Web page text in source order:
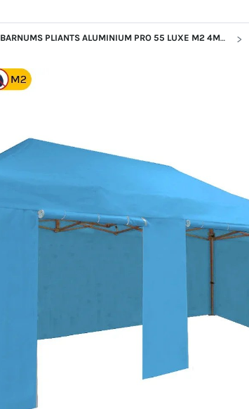
BARNUMS PLIANTS ALUMINIUM PRO 55 LUXE M2 4MX6M